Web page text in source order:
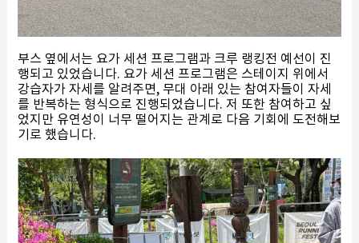
부스 옆에서는 요가 세션 프로그램과 크루 랭킹전 예선이 진
행되고 있었습니다. 요가 세션 프로그램은 스테이지 위에서
강습자가 자세를 알려주면, 무대 아래 있는 참여자들이 자세
를 반복하는 형식으로 진행되었습니다. 저 또한 참여하고 싶
었지만 유연성이 너무 떨어지는 관계로 다음 기회에 도전해보
기로 했습니다.